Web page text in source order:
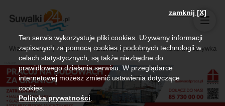
Wiadomości Sport Biznes, rolnictwo Kultura i rozrywka
zamknij [X]
Ten serwis wykorzystuje pliki cookies. Używamy informacji
zapisanych za pomocą cookies i podobnych technologii w
celach statystycznych, są także niezbędne do
prawidłowego działania serwisu. W przeglądarce
internetowej możesz zmienić ustawienia dotyczące
cookies.
Polityka prywatności